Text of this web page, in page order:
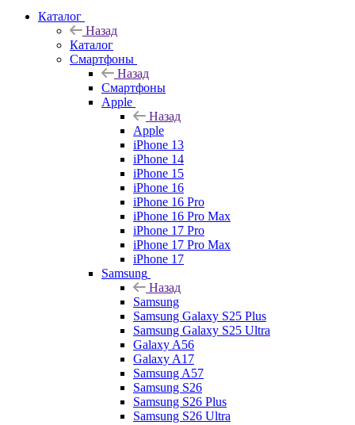
Каталог
Назад
Каталог
Смартфоны
Назад
Смартфоны
Apple
Назад
Apple
iPhone 13
iPhone 14
iPhone 15
iPhone 16
iPhone 16 Pro
iPhone 16 Pro Max
iPhone 17 Pro
iPhone 17 Pro Max
iPhone 17
Samsung
Назад
Samsung
Samsung Galaxy S25 Plus
Samsung Galaxy S25 Ultra
Galaxy A56
Galaxy A17
Samsung A57
Samsung S26
Samsung S26 Plus
Samsung S26 Ultra